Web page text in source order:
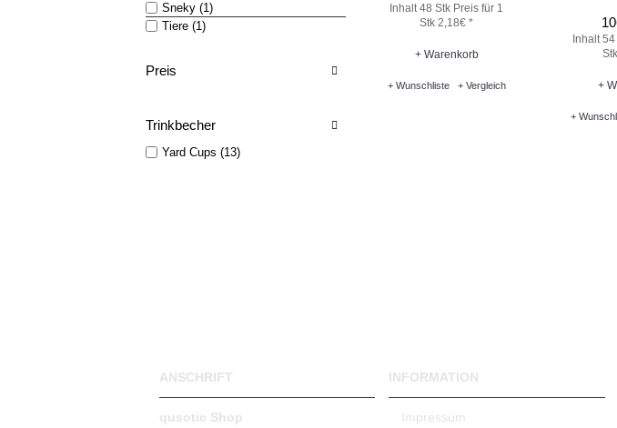
Sneky (1)
Tiere (1)
Preis
Trinkbecher
Yard Cups (13)
Inhalt 48 Stk Preis für 1
Stk 2,18€ *
+ Warenkorb
+ Wunschliste + Vergleich
Inhalt 54
+
+
ANSCHRIFT
qusotic Shop
INFORMATION
Impressum